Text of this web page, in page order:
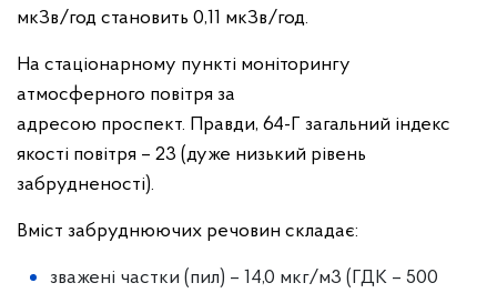
мкЗв/год становить 0,11 мкЗв/год.
На стаціонарному пункті моніторингу
атмосферного повітря за
адресою проспект. Правди, 64-Г загальний індекс
якості повітря – 23 (дуже низький рівень
забрудненості).
Вміст забруднюючих речовин складає:
зважені частки (пил) – 14,0 мкг/м3 (ГДК – 500